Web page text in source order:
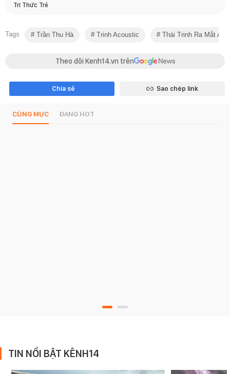
Trí Thức Trẻ
Tags Trần Thu Hà Trinh Acoustic Thái Trinh Ra Mắt
Theo dõi Kenh14.vn trên
Chia sẻ Sao chép link
CÙNG MỤC ĐANG HOT
TIN NỔI BẬT KÊNH14